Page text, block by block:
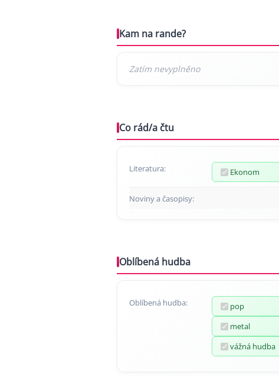
Kam na rande?
Co rád/a čtu
Literatura: Ekonom
Noviny a časopisy:
Oblíbená hudba
Oblíbená hudba: pop
metal
vážná hudba